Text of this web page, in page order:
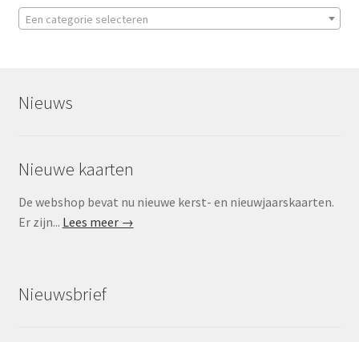
Een categorie selecteren
Nieuws
Nieuwe kaarten
De webshop bevat nu nieuwe kerst- en nieuwjaarskaarten.
Er zijn... Lees meer →
Nieuwsbrief